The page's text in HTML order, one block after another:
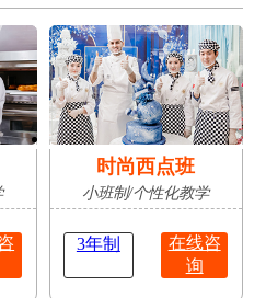
时尚西点班
小班制/个性化教学
3年制
在线咨
询